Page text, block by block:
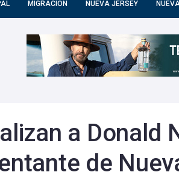
MIGRACIÓN NUEVA JERSEY
a Donald
de